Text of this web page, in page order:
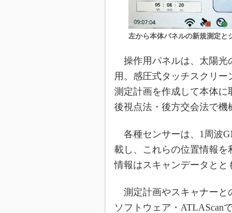
左から本体パネルの新規測定と
操作用パネルは、太陽光
用。感圧式タッチスクリ
測定計画を作成して本体に
後視点法・後方交会法で機
各種センサーは、1周波
載し、これらの位置情報
情報はスキャンデータとと
測定計画やスキャナーと
ソフトウェア・ATLAScan